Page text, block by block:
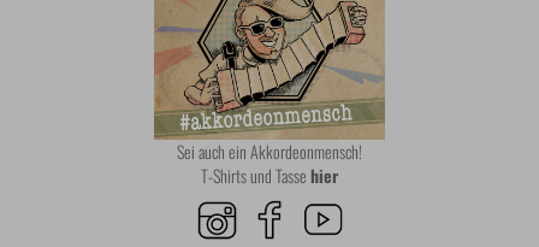
Sei auch ein Akkordeonmensch!
T-Shirts und Tassehier